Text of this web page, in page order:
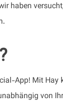
haben
App! Mit
von